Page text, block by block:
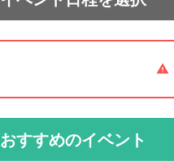
おすすめのイベント